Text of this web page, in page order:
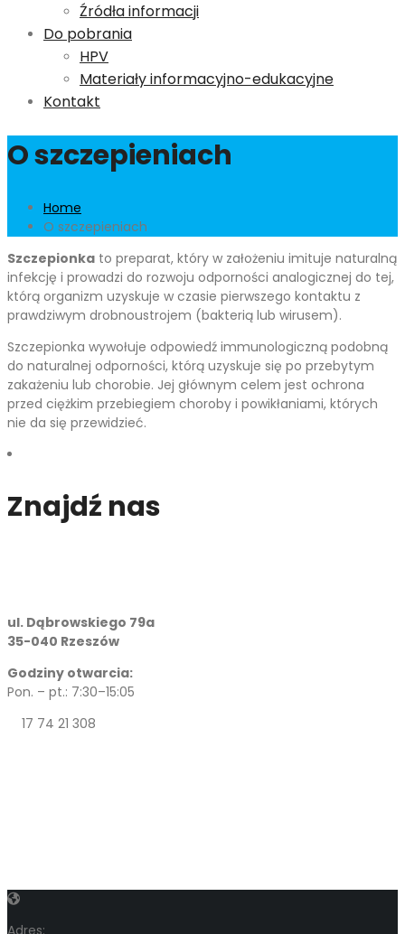
Źródła informacji
Do pobrania
HPV
Materiały informacyjno-edukacyjne
Kontakt
O szczepieniach
Home
O szczepieniach
Szczepionka to preparat, który w założeniu imituje naturalną
infekcję i prowadzi do rozwoju odporności analogicznej do tej,
którą organizm uzyskuje w czasie pierwszego kontaktu z
prawdziwym drobnoustrojem (bakterią lub wirusem).
Szczepionka wywołuje odpowiedź immunologiczną podobną
do naturalnej odporności, którą uzyskuje się po przebytym
zakażeniu lub chorobie. Jej głównym celem jest ochrona
przed ciężkim przebiegiem choroby i powikłaniami, których
nie da się przewidzieć.
Znajdź nas
ul. Dąbrowskiego 79a
35-040 Rzeszów
Godziny otwarcia:
Pon. – pt.: 7:30–15:05
17 74 21 308
Adres: